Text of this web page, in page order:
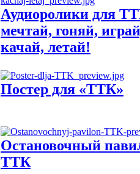
Аудиоролики для
мечтай, гоняй,
качай, летай!
Постер для «ТТК»
Остановочный
ТТК